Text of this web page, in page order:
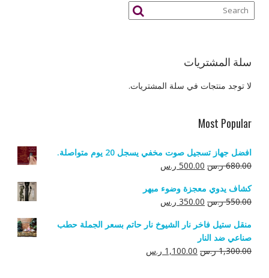
سلة المشتريات
لا توجد منتجات في سلة المشتريات.
Most Popular
افضل جهاز تسجيل صوت مخفي يسجل 20 يوم متواصلة.
680.00 ر.س السعر
هو:
680.00 ر.س.
500.00 ر.سالسعر
هو:
500.00 ر.س.
كشاف يدوي معجزة وضوء مبهر
550.00 ر.س السعر
هو:
550.00 ر.س.
350.00 ر.سالسعر
هو:
منقل ستيل فاخر نار الشيوخ نار حاتم بسعر الجملة حطب
صناعي ضد النار
1,300.00 ر.س السعر
1,100.00 ر.سالسعر